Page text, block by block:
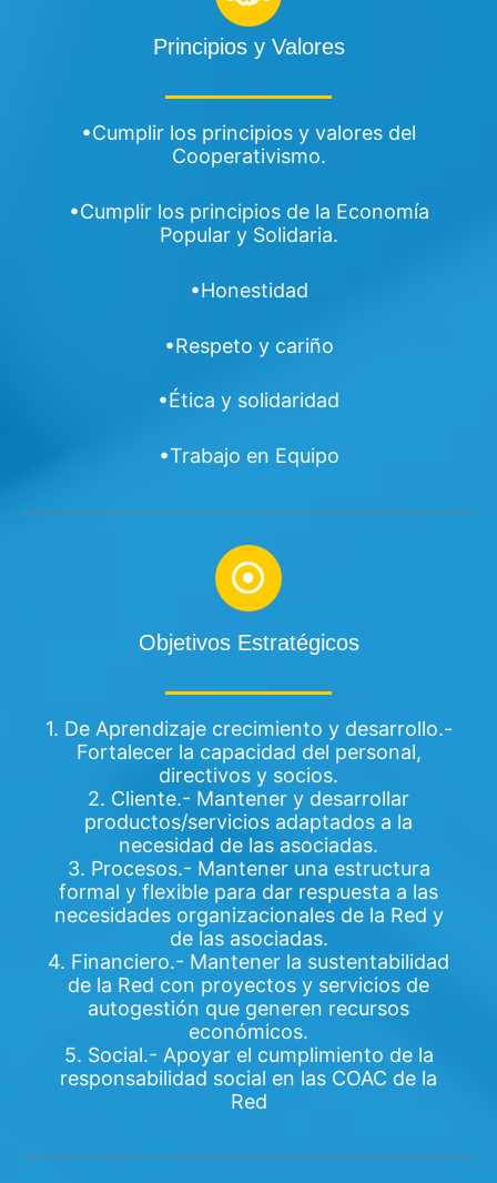
Principios y Valores
•Cumplir los principios y valores del
Cooperativismo.
•Cumplir los principios de la Economía
Popular y Solidaria.
•Honestidad
•Respeto y cariño
•Ética y solidaridad
•Trabajo en Equipo
Objetivos Estratégicos
1. De Aprendizaje crecimiento y desarrollo.-
Fortalecer la capacidad del personal,
directivos y socios.
2. Cliente.- Mantener y desarrollar
productos/servicios adaptados a la
necesidad de las asociadas.
3. Procesos.- Mantener una estructura
formal y flexible para dar respuesta a las
necesidades organizacionales de la Red y
de las asociadas.
4. Financiero.- Mantener la sustentabilidad
de la Red con proyectos y servicios de
autogestión que generen recursos
económicos.
5. Social.- Apoyar el cumplimiento de la
responsabilidad social en las COAC de la
Red